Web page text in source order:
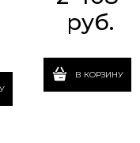
руб.
В КОРЗИНУ